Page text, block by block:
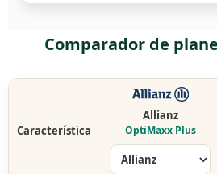
Comparador de
Característica
Allianz
OptiMaxx Plus